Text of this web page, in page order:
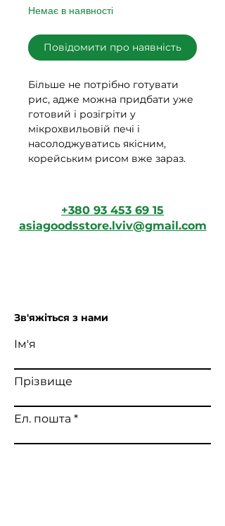
Немає в наявності
Повідомити про наявність
Більше не потрібно готувати
рис, адже можна придбати уже
готовий і розігріти у
мікрохвильовій печі і
насолоджуватись якісним,
корейським рисом вже зараз.
+380 93 453 69 15
asiagoodsstore.lviv@gmail.com
Зв'яжіться з нами
Ім'я
Прізвище
Ел. пошта